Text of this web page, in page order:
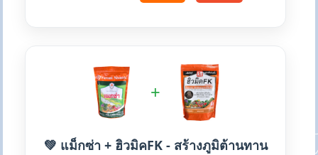
+
💚 แม็กซ่า + ฮิวมิคFK - สร้างภูมิต้านทาน